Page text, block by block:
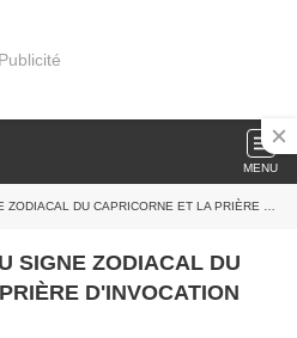
Publicité
MENU
DU CAPRICORNE ET LA PRIÈRE D'INVOCATION
SIGNE ZODIACAL DU
D'INVOCATION